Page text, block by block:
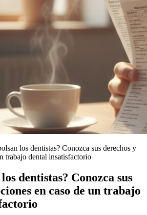
los dentistas? Conozca sus derechos y
trabajo dental insatisfactorio
dentistas? Conozca sus
en caso de un trabajo